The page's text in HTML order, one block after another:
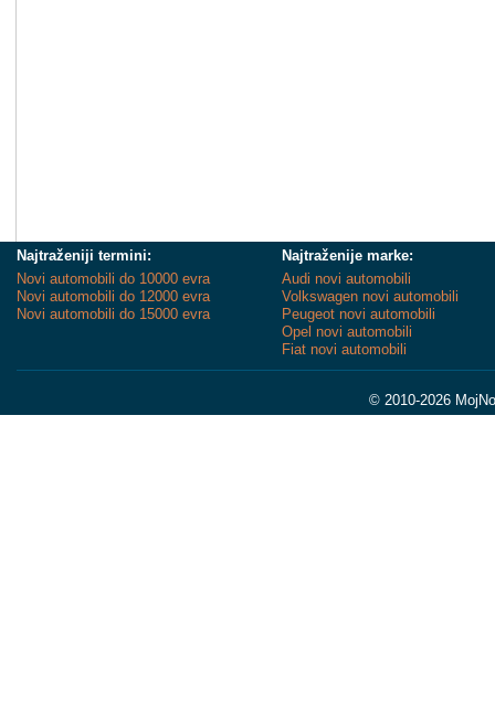
Najtraženiji termini:
Novi automobili do 10000 evra
Novi automobili do 12000 evra
Novi automobili do 15000 evra
Najtraženije marke:
Audi novi automobili
Volkswagen novi automobili
Peugeot novi automobili
Opel novi automobili
Fiat novi automobili
© 2010-2026